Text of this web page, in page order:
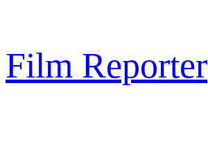
conținut
Film Reporter